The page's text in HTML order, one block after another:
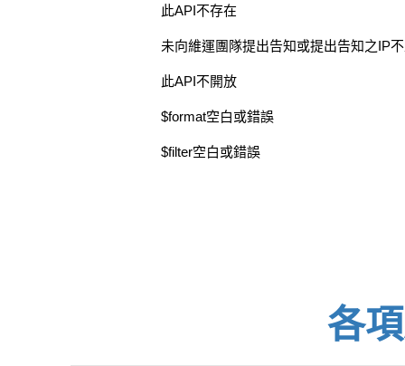
此API不存在
未向維運團隊提出告知或提出告知之IP
此API不開放
$format空白或錯誤
$filter空白或錯誤
各